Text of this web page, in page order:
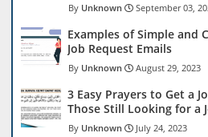
Unknown September 03,
Examples of Simple and
Job Request Emails
Unknown August 29, 2023
3 Easy Prayers to Get a
Those Still Looking for a
Unknown July 24, 2023